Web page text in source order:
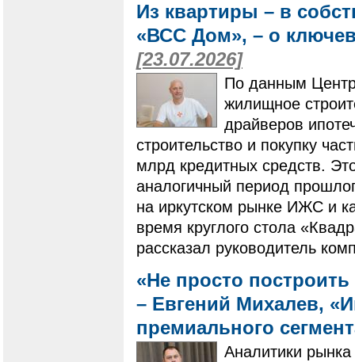
Из квартиры – в
«ВСС Дом», – о
[23.07.2026]
По данным
жилищное
драйверов
строительство и покупку
млрд кредитных средств.
аналогичный период
на иркутском рынке ИЖС и
время круглого стола
рассказал руководитель
«Не просто
– Евгений Михалев,
премиального
Аналитики